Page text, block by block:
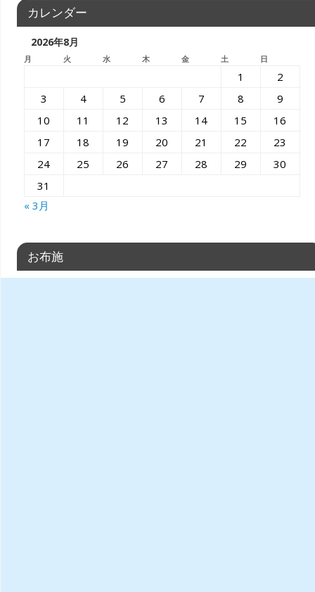
カレンダー
2026年8月
月 火 水 木 金 土 日
1
2
3
4 5 6 7 8
9
10
11 12 13 14 15
16
17
18 19 20 21 22
23
24
25 26 27 28 29
30
31
« 3月
お布施